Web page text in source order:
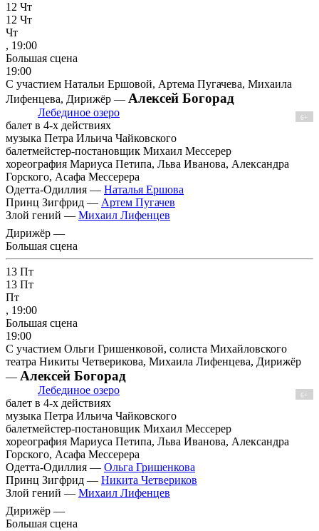
12 Чт
12 Чт
Чт
, 19:00
Большая сцена
19:00
С участием Натальи Ершовой, Артема Пугачева, Михаила
Лифенцева, Дирижёр — Алексей Богорад
Лебединое озеро 6+
балет в 4-х действиях
музыка Петра Ильича Чайковского
балетмейстер-постановщик Михаил Мессерер
хореография Мариуса Петипа, Льва Иванова, Александра
Горского, Асафа Мессерера
Одетта-Одиллия — Наталья Ершова
Принц Зигфрид — Артем Пугачев
Злой гений — Михаил Лифенцев
Дирижёр —
Большая сцена
13 Пт
13 Пт
Пт
, 19:00
Большая сцена
19:00
С участием Ольги Гришенковой, солиста Михайловского
театра Никиты Четверикова, Михаила Лифенцева, Дирижёр
— Алексей Богорад
Лебединое озеро 6+
балет в 4-х действиях
музыка Петра Ильича Чайковского
балетмейстер-постановщик Михаил Мессерер
хореография Мариуса Петипа, Льва Иванова, Александра
Горского, Асафа Мессерера
Одетта-Одиллия — Ольга Гришенкова
Принц Зигфрид — Никита Четвериков
Злой гений — Михаил Лифенцев
Дирижёр —
Большая сцена